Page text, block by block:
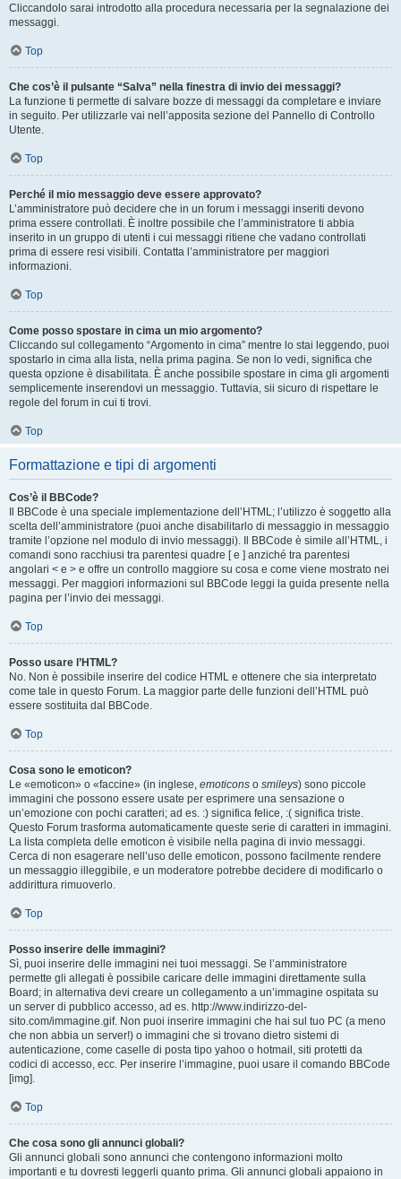
Cliccandolo sarai introdotto alla procedura necessaria per la segnalazione dei
messaggi.
Top
Che cos’è il pulsante “Salva” nella finestra di invio dei messaggi?
La funzione ti permette di salvare bozze di messaggi da completare e inviare
in seguito. Per utilizzarle vai nell’apposita sezione del Pannello di Controllo
Utente.
Top
Perché il mio messaggio deve essere approvato?
L’amministratore può decidere che in un forum i messaggi inseriti devono
prima essere controllati. È inoltre possibile che l’amministratore ti abbia
inserito in un gruppo di utenti i cui messaggi ritiene che vadano controllati
prima di essere resi visibili. Contatta l’amministratore per maggiori
informazioni.
Top
Come posso spostare in cima un mio argomento?
Cliccando sul collegamento “Argomento in cima” mentre lo stai leggendo, puoi
spostarlo in cima alla lista, nella prima pagina. Se non lo vedi, significa che
questa opzione è disabilitata. È anche possibile spostare in cima gli argomenti
semplicemente inserendovi un messaggio. Tuttavia, sii sicuro di rispettare le
regole del forum in cui ti trovi.
Top
Formattazione e tipi di argomenti
Cos’è il BBCode?
Il BBCode è una speciale implementazione dell’HTML; l’utilizzo è soggetto alla
scelta dell’amministratore (puoi anche disabilitarlo di messaggio in messaggio
tramite l’opzione nel modulo di invio messaggi). Il BBCode è simile all’HTML, i
comandi sono racchiusi tra parentesi quadre [ e ] anziché tra parentesi
angolari < e > e offre un controllo maggiore su cosa e come viene mostrato nei
messaggi. Per maggiori informazioni sul BBCode leggi la guida presente nella
pagina per l’invio dei messaggi.
Top
Posso usare l’HTML?
No. Non è possibile inserire del codice HTML e ottenere che sia interpretato
come tale in questo Forum. La maggior parte delle funzioni dell’HTML può
essere sostituita dal BBCode.
Top
Cosa sono le emoticon?
Le «emoticon» o «faccine» (in inglese, emoticons o smileys) sono piccole
immagini che possono essere usate per esprimere una sensazione o
un’emozione con pochi caratteri; ad es. :) significa felice, :( significa triste.
Questo Forum trasforma automaticamente queste serie di caratteri in immagini.
La lista completa delle emoticon è visibile nella pagina di invio messaggi.
Cerca di non esagerare nell’uso delle emoticon, possono facilmente rendere
un messaggio illeggibile, e un moderatore potrebbe decidere di modificarlo o
addirittura rimuoverlo.
Top
Posso inserire delle immagini?
Sì, puoi inserire delle immagini nei tuoi messaggi. Se l’amministratore
permette gli allegati è possibile caricare delle immagini direttamente sulla
Board; in alternativa devi creare un collegamento a un’immagine ospitata su
un server di pubblico accesso, ad es. http://www.indirizzo-del-
sito.com/immagine.gif. Non puoi inserire immagini che hai sul tuo PC (a meno
che non abbia un server!) o immagini che si trovano dietro sistemi di
autenticazione, come caselle di posta tipo yahoo o hotmail, siti protetti da
codici di accesso, ecc. Per inserire l’immagine, puoi usare il comando BBCode
[img].
Top
Che cosa sono gli annunci globali?
Gli annunci globali sono annunci che contengono informazioni molto
importanti e tu dovresti leggerli quanto prima. Gli annunci globali appaiono in